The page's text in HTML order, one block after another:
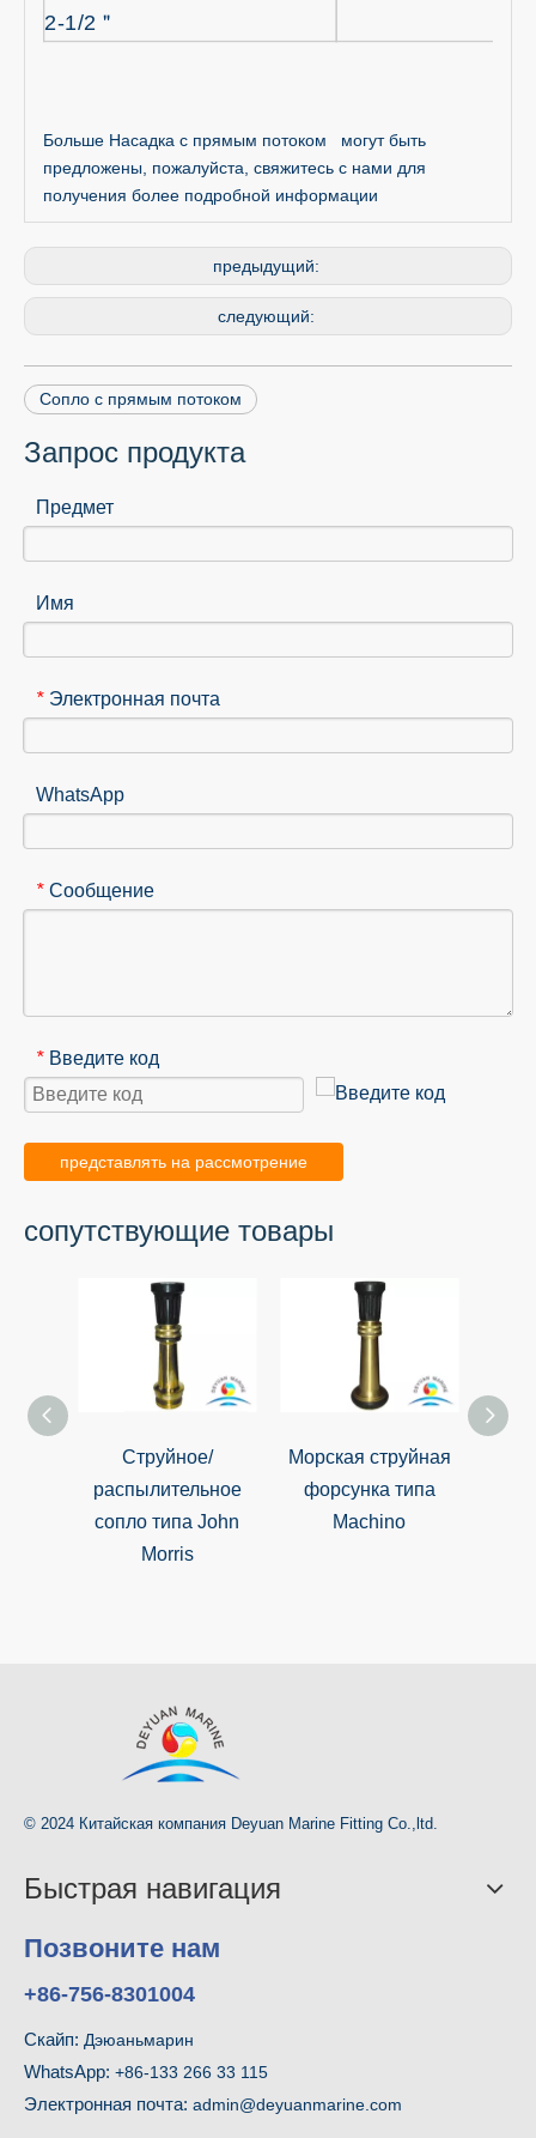
2-1/2 ＂
Больше Насадка с прямым потоком могут быть
предложены, пожалуйста, свяжитесь с нами для
получения более подробной информации
предыдущий:
следующий:
Сопло с прямым потоком
Запрос продукта
Предмет
Имя
* Электронная почта
WhatsApp
* Сообщение
* Введите код
представлять на рассмотрение
сопутствующие товары
Струйное/
распылительное
сопло типа John
Morris
Морская струйная
форсунка типа
Machino
© 2024 Китайская компания Deyuan Marine Fitting Co.,ltd.
Быстрая навигация
Позвоните нам
+86-756-8301004
Скайп: Дэюаньмарин
WhatsApp: +86-133 266 33 115
Электронная почта: admin@deyuanmarine.com